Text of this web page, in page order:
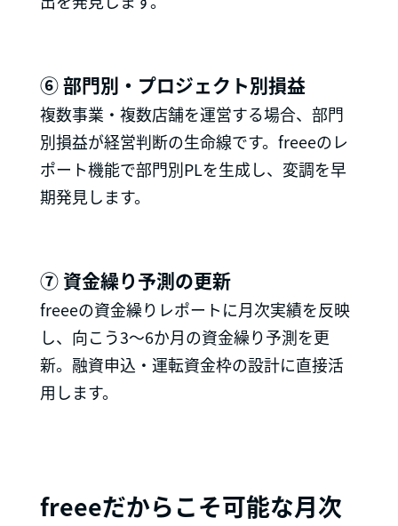
⑥ 部門別・プロジェクト別損益
複数事業・複数店舗を運営する場合、部門
別損益が経営判断の生命線です。freeeのレ
ポート機能で部門別PLを生成し、変調を早
期発見します。
⑦ 資金繰り予測の更新
freeeの資金繰りレポートに月次実績を反映
し、向こう3〜6か月の資金繰り予測を更
新。融資申込・運転資金枠の設計に直接活
用します。
freeeだからこそ可能な月次